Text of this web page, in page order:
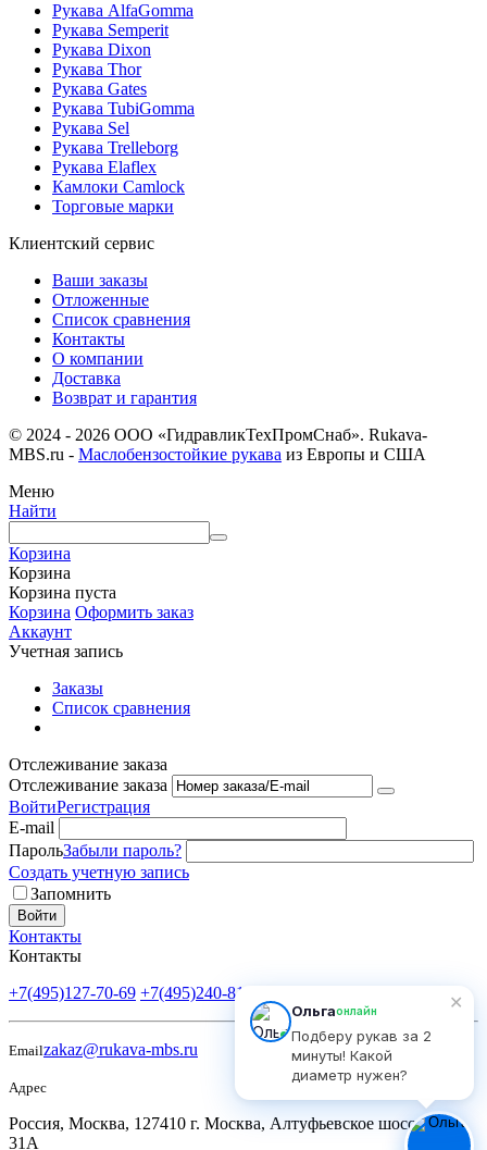
Рукава AlfaGomma
Рукава Semperit
Рукава Dixon
Рукава Thor
Рукава Gates
Рукава TubiGomma
Рукава Sel
Рукава Trelleborg
Рукава Elaflex
Камлоки Camlock
Торговые марки
Клиентский сервис
Ваши заказы
Отложенные
Список сравнения
Контакты
О компании
Доставка
Возврат и гарантия
© 2024 - 2026 ООО «ГидравликТехПромСнаб». Rukava-
MBS.ru - Маслобензостойкие рукава из Европы и США
Меню
Найти
Корзина
Корзина
Корзина пуста
Корзина Оформить заказ
Аккаунт
Учетная запись
Заказы
Список сравнения
Отслеживание заказа
Отслеживание заказа
ВойтиРегистрация
E-mail
ПарольЗабыли пароль?
Создать учетную запись
Запомнить
Войти
Контакты
Контакты
+7(495)127-70-69 +7(495)240-81-82
Emailzakaz@rukava-mbs.ru
Адрес
Россия, Москва, 127410 г. Москва, Алтуфьевское шоссе, д.
31А
Ольгаонлайн
Подберу рукав за 2
минуты! Какой
диаметр нужен?
✕